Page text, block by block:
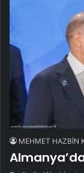
MEHMET HAZBİN